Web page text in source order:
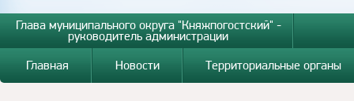
Глава муниципального округа "Княжпогостский" -
руководитель администрации
Главная
Новости Территориальные органы